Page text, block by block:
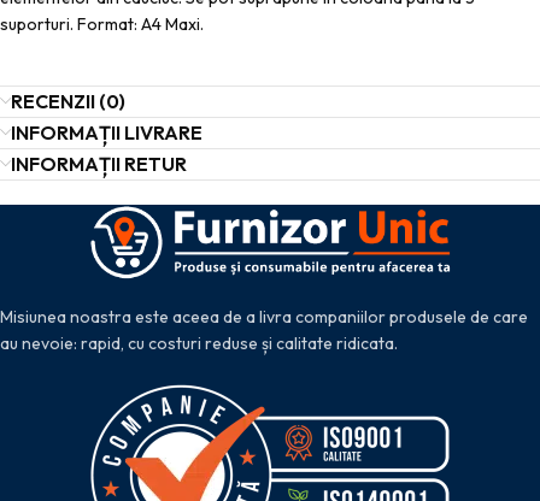
suporturi. Format: A4 Maxi.
RECENZII (0)
INFORMAȚII LIVRARE
INFORMAȚII RETUR
Misiunea noastra este aceea de a livra companiilor produsele de care
au nevoie: rapid, cu costuri reduse și calitate ridicata.